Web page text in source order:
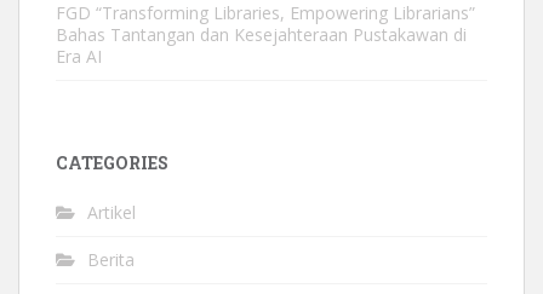
FGD “Transforming Libraries, Empowering Librarians”
Bahas Tantangan dan Kesejahteraan Pustakawan di
Era AI
CATEGORIES
Artikel
Berita